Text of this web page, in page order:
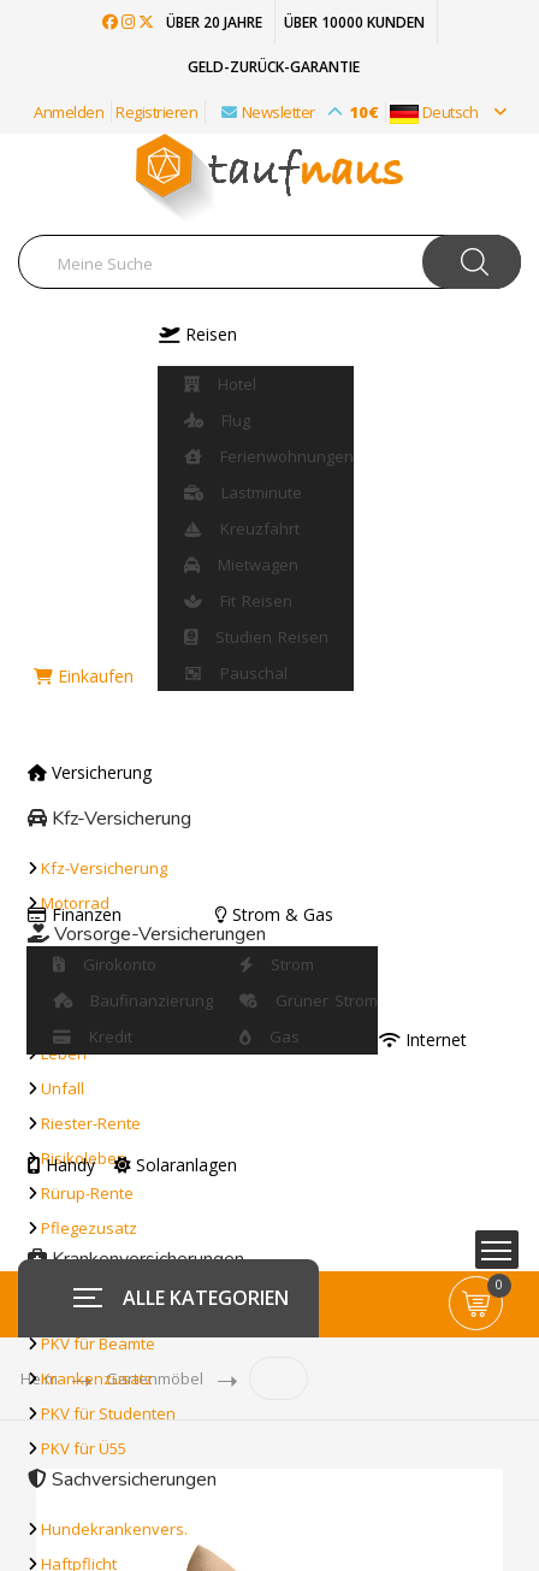
ÜBER 20 JAHRE ÜBER 10000 KUNDEN
GELD-ZURÜCK-GARANTIE
Anmelden Registrieren Newsletter 10€ Deutsch
Einkaufen
Reisen
Hotel
Flug
Ferienwohnungen
Lastminute
Kreuzfahrt
Mietwagen
Fit Reisen
Studien Reisen
Pauschal
Versicherung
Kfz-Versicherung
Kfz-Versicherung
Motorrad
Vorsorge-Versicherungen
Leben
Unfall
Riester-Rente
Risikoleben
Rürup-Rente
Pflegezusatz
Krankenversicherungen
PKV Vollversicherung
PKV für Beamte
Krankenzusatz
PKV für Studenten
PKV für Ü55
Sachversicherungen
Hundekrankenvers.
Haftpflicht
Finanzen
Girokonto
Baufinanzierung
Kredit
Strom & Gas
Strom
Grüner Strom
Gas
Internet
Handy Solaranlagen
ALLE KATEGORIEN
0
Heim Gartenmöbel